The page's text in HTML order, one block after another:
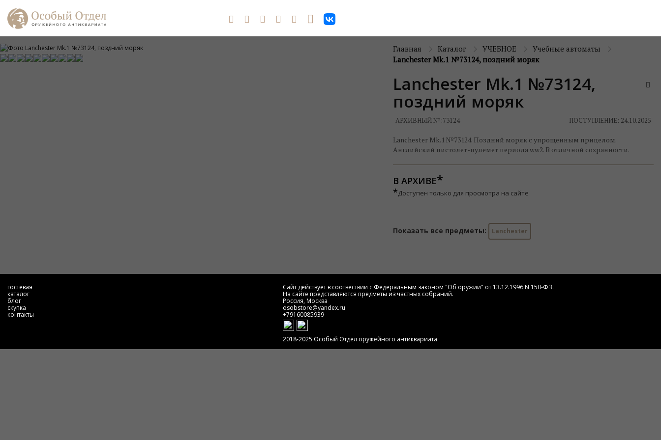
Главная Каталог УЧЕБНОЕ
Учебные автоматы
Lanchester Mk.1 №73124, поздний моряк
Lanchester Mk.1 №73124,
поздний моряк
АРХИВНЫЙ №:73124 ПОСТУПЛЕНИЕ: 24.10.2025
Lanchester Mk.1 №73124. Поздний моряк с упрощенным прицелом.
Английский пистолет-пулемет периода ww2. В отличной сохранности.
В АРХИВЕ
*Доступен только для просмотра на сайте
Показать все предметы: Lanchester
гостевая
каталог
блог
скупка
контакты
Сайт действует в соотвествии с Федеральным законом "Об оружии" от 13.12.1996 N 150-ФЗ.
На сайте представляются предметы из частных собраний.
Россия, Москва
osobstore@yandex.ru
+79160085939
2018-2025 Особый Отдел оружейного антиквариата